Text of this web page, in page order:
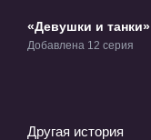
«Девушки и танки»
ТВ-1
Добавлена 12 серия
Другая история